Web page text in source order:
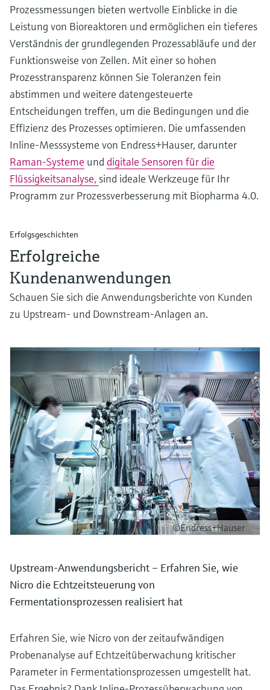
Prozessmessungen bieten wertvolle Einblicke in die
Leistung von Bioreaktoren und ermöglichen ein tieferes
Verständnis der grundlegenden Prozessabläufe und der
Funktionsweise von Zellen. Mit einer so hohen
Prozesstransparenz können Sie Toleranzen fein
abstimmen und weitere datengesteuerte
Entscheidungen treffen, um die Bedingungen und die
Effizienz des Prozesses optimieren. Die umfassenden
Inline-Messsysteme von Endress+Hauser, darunter
Raman-Systeme und digitale Sensoren für die
Flüssigkeitsanalyse, sind ideale Werkzeuge für Ihr
Programm zur Prozessverbesserung mit Biopharma 4.0.
Erfolgsgeschichten
Erfolgreiche
Kundenanwendungen
Schauen Sie sich die Anwendungsberichte von Kunden
zu Upstream- und Downstream-Anlagen an.
©Endress+Hauser
Upstream-Anwendungsbericht – Erfahren Sie, wie
Nicro die Echtzeitsteuerung von
Fermentationsprozessen realisiert hat
Erfahren Sie, wie Nicro von der zeitaufwändigen
Probenanalyse auf Echtzeitüberwachung kritischer
Parameter in Fermentationsprozessen umgestellt hat.